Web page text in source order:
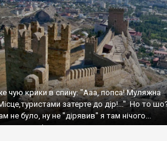
чую крики в спину: "Ааа, попса! Муляжна
затерте до дір!..." Но то
не було, ну не "дірявив" я там нічого...
цього літа.